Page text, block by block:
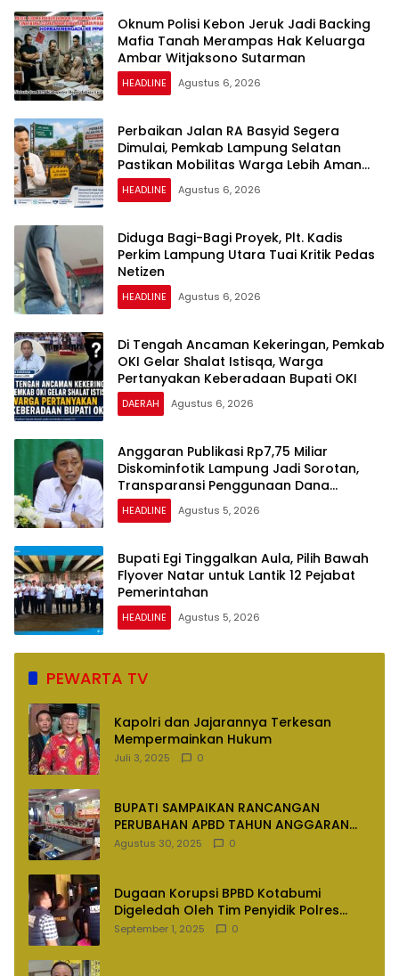
Oknum Polisi Kebon Jeruk Jadi Backing
Mafia Tanah Merampas Hak Keluarga
Ambar Witjaksono Sutarman
HEADLINE Agustus 6, 2026
Perbaikan Jalan RA Basyid Segera
Dimulai, Pemkab Lampung Selatan
Pastikan Mobilitas Warga Lebih Aman
dan Nyaman
HEADLINE Agustus 6, 2026
Diduga Bagi-Bagi Proyek, Plt. Kadis
Perkim Lampung Utara Tuai Kritik Pedas
Netizen
HEADLINE Agustus 6, 2026
Di Tengah Ancaman Kekeringan, Pemkab
OKI Gelar Shalat Istisqa, Warga
Pertanyakan Keberadaan Bupati OKI
DAERAH Agustus 6, 2026
Anggaran Publikasi Rp7,75 Miliar
Diskominfotik Lampung Jadi Sorotan,
Transparansi Penggunaan Dana
Dipertanyakan
HEADLINE Agustus 5, 2026
Bupati Egi Tinggalkan Aula, Pilih Bawah
Flyover Natar untuk Lantik 12 Pejabat
Pemerintahan
HEADLINE Agustus 5, 2026
PEWARTA TV
Kapolri dan Jajarannya Terkesan
Mempermainkan Hukum
Juli 3, 2025 0
BUPATI SAMPAIKAN RANCANGAN
PERUBAHAN APBD TAHUN ANGGARAN
2025
Agustus 30, 2025 0
Dugaan Korupsi BPBD Kotabumi
Digeledah Oleh Tim Penyidik Polres
Lampung Utara
September 1, 2025 0